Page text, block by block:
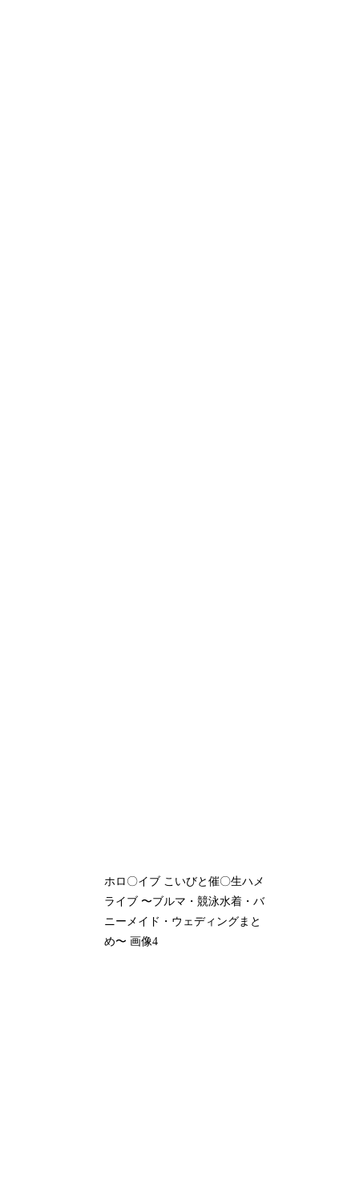
ホロ〇イブ こいびと催〇生ハメ
ライブ 〜ブルマ・競泳水着・バ
ニーメイド・ウェディングまと
め〜 画像4